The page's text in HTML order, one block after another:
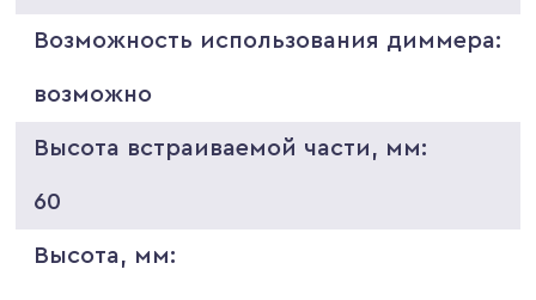
Возможность использования диммера:
возможно
Высота встраиваемой части, мм:
60
Высота, мм: